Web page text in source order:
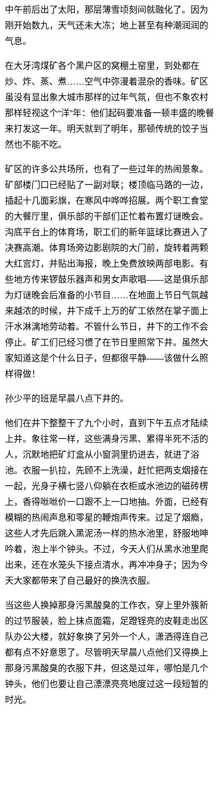
中午前后出了太阳，那层薄雪顷刻间就融化了。因为
刚开始数九，天气还未大冻；地上甚至有种潮润润的
气息。
在大牙湾煤矿各个黑户区的窝棚土窑里，到处都在
炒、炸、蒸、煮……空气中弥漫着混杂的香味。矿区
虽没有显出象大城市那样的过年气氛，但也不象农村
那样轻视这个“洋”年：他们起码要准备一顿丰盛的晚餐
来打发这一年。明天就到了明年，那顿传统的饺子当
然也不能不吃。
矿区的许多公共场所，也有了一些过年的热闹景象。
矿部楼门口已经贴了一副对联；楼顶临马路的一边，
插起十几面彩旗，在寒风中哗哗招展。两个职工食堂
的大餐厅里，俱乐部的干部们正忙着布置灯谜晚会。
沟底平台上的体育场，职工们的新年篮球比赛进入了
决赛高潮。体育场旁边影剧院的大门前，旋转着两颗
大红宫灯，并贴出海报，晚上免费放映两部电影。有
些地方传来锣鼓乐器声和男女声歌唱——这是俱乐部
为灯谜晚会后准备的小节目……在地面上节日气氛越
来越浓的时候，井下成千上万的矿工依然在掌子面上
汗水淋漓地劳动着。不管什么节日，井下的工作不会
停止。矿工们已经习惯了在节日里照常下井。虽然大
家知道这是个什么日子，但都很平静——该做什么照
样得做！
孙少平的班是早晨八点下井的。
他们在井下整整干了九个小时，直到下午五点才陆续
上井。象往常一样，这些满身污黑、累得半死不活的
人，沉默地把矿灯盒从小窗洞里扔进去，就进了浴
池。衣服一扒拉，先顾不上洗澡，赶忙把两支烟接在
一起，光身子横七竖八仰躺在衣柜或水池边的磁砖楞
上，香得咝咝价一口跟不上一口地抽。外面，已经有
模糊的热闹声息和零星的鞭炮声传来。过足了烟瘾，
这些人才先后跳入黑泥汤一样的热水池里，舒服地呻
吟着，泡上半个钟头。不过，今天人们从黑水池里爬
出来，还在水笼头下接点清水，再冲冲身子；因为今
天大家都带来了自己最好的换洗衣服。
当这些人换掉那身污黑酸臭的工作衣，穿上里外簇新
的过节服装，脸上抹点面霜，足蹬锃亮的皮鞋走出区
队办公大楼，就好象换了另外一个人，潇洒得连自己
都有点不好意思了。尽管明天早晨八点他们又得换上
那身污黑酸臭的衣服下井，但这是过年，哪怕是几个
钟头，他们也要让自己漂漂亮亮地度过这一段短暂的
时光。